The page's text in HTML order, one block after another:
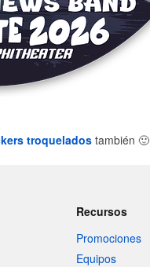
troqueladostambién 🙂
Recursos
Promociones
Equipos